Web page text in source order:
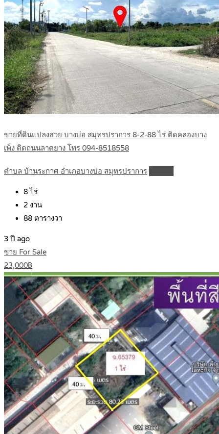
ขายที่ดินแปลงสวย บางบ่อ สมุทรปราการ 8-2-88 ไร่ ติดคลองบาง
เพ็ง ติดถนนลาดยาง โทร 094-8518558
ตำบล บ้านระกาศ อำเภอบางบ่อ สมุทรปราการ
8ไร่
2 งาน
88 ตารางวา
3 ปี ago
ขาย For Sale
23,000฿